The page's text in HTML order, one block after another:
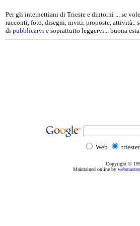
Per gli internettiani di Trieste e dintorni ... se
racconti, foto, disegni, inviti, proposte, attività..
di pubblicarvi e soprattutto leggervi... buona
Web
Copyright ©
Maintained online by